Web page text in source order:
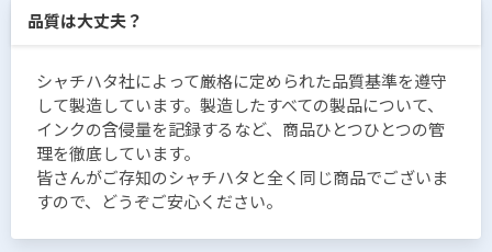
品質は大丈夫？
シャチハタ社によって厳格に定められた品質基準を遵守
して製造しています。製造したすべての製品について、
インクの含侵量を記録するなど、商品ひとつひとつの管
理を徹底しています。
皆さんがご存知のシャチハタと全く同じ商品でございま
すので、どうぞご安心ください。